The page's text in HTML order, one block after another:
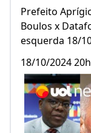
Prefeito
Boulos x
esquerda 18/
18/10/2024